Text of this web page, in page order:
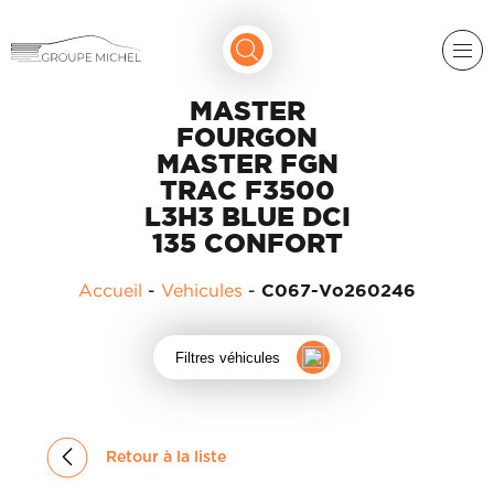
MICROCAR
SERVICES
ACADÉMIE
MASTER
FOURGON
MASTER FGN
TRAC F3500
L3H3 BLUE DCI
135 CONFORT
Accueil - Vehicules - C067-Vo260246
Filtres véhicules
Retour à la liste